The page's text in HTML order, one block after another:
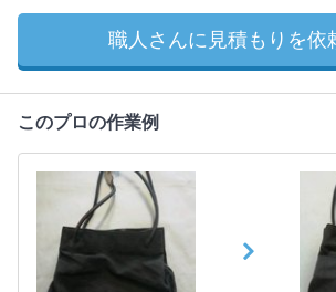
職人さんに見積もりを依
このプロの作業例